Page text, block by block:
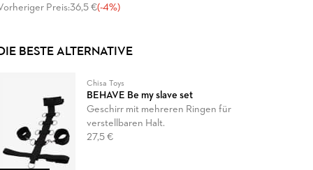
Preis:36,5 €(-4%)
DIE BESTE ALTERNATIVE
Chisa Toys
BEHAVE Be my slave set
Geschirr mit mehreren Ringen für
verstellbaren Halt.
27,5 €